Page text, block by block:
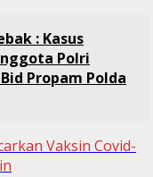
: Kasus
Polri
Propam Polda
Vaksin Covid-